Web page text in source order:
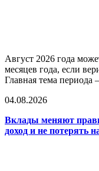
Август 2026 года
месяцев года, если
Главная тема
04.08.2026
Вклады меняют
доход и не потерять